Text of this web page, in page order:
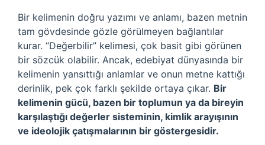
Bir kelimenin doğru yazımı ve anlamı, bazen metnin
tam gövdesinde gözle görülmeyen bağlantılar
kurar. “Değerbilir” kelimesi, çok basit gibi görünen
bir sözcük olabilir. Ancak, edebiyat dünyasında bir
kelimenin yansıttığı anlamlar ve onun metne kattığı
derinlik, pek çok farklı şekilde ortaya çıkar. Bir
kelimenin gücü, bazen bir toplumun ya da bireyin
karşılaştığı değerler sisteminin, kimlik arayışının
ve ideolojik çatışmalarının bir göstergesidir.